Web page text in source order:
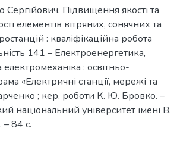
Підвищення якості та
елементів вітряних, сонячних та
: кваліфікаційна робота
141 – Електроенергетика,
електромеханіка : освітньо-
«Електричні станції, мережі та
; кер. роботи К. Ю. Бровко. –
національний університет імені В.
– 84 с.